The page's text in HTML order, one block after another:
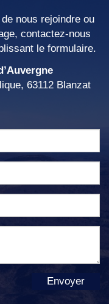
nous rejoindre ou
contactez-nous
le formulaire.
63112 Blanzat
Envoyer